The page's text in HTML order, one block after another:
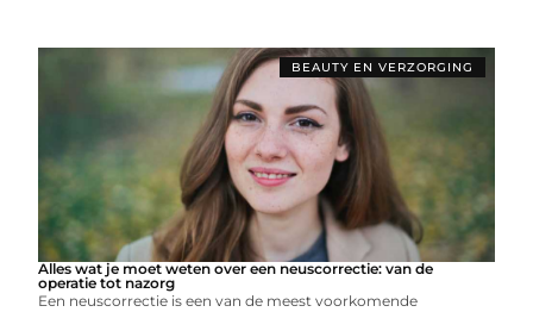
BEAUTY EN VERZORGING
Alles wat je moet weten over een neuscorrectie: van de
operatie tot nazorg
Een neuscorrectie is een van de meest voorkomende